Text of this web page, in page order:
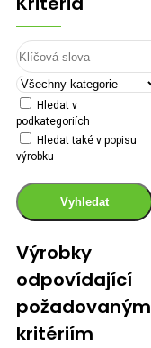
Hledat v
podkategoriích
Hledat také v popisu
výrobku
Vyhledat
Výrobky
odpovídající
požadovaným
kritériím